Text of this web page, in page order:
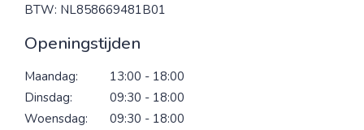
BTW: NL858669481B01
Openingstijden
Maandag:
13:00 - 18:00
Dinsdag:
09:30 - 18:00
Woensdag:
09:30 - 18:00